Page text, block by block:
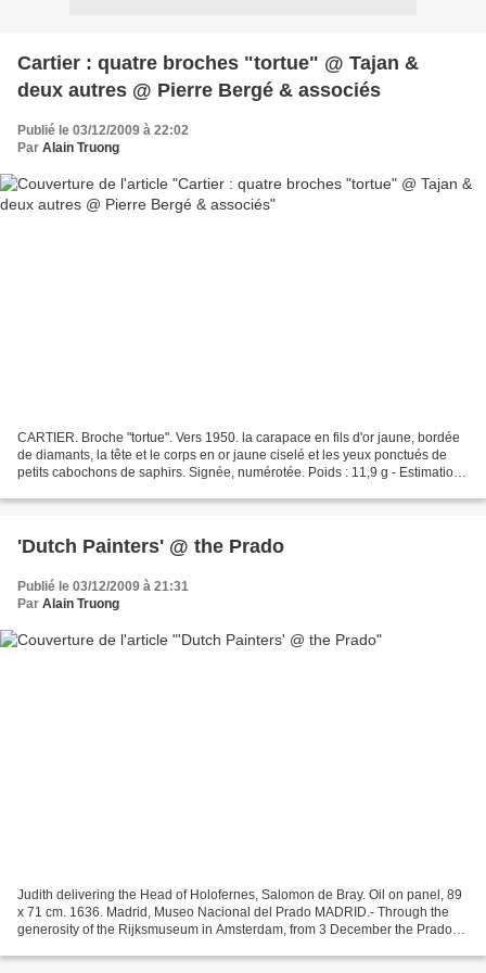
Cartier : quatre broches "tortue" @ Tajan &
deux autres @ Pierre Bergé & associés
Publié le 03/12/2009 à 22:02
Par Alain Truong
CARTIER. Broche "tortue". Vers 1950. la carapace en fils d'or jaune, bordée
de diamants, la tête et le corps en or jaune ciselé et les yeux ponctués de
petits cabochons de saphirs. Signée, numérotée. Poids : 11,9 g - Estimation :
'Dutch Painters' @ the Prado
Publié le 03/12/2009 à 21:31
Par Alain Truong
Judith delivering the Head of Holofernes, Salomon de Bray. Oil on panel, 89
x 71 cm. 1636. Madrid, Museo Nacional del Prado MADRID.- Through the
generosity of the Rijksmuseum in Amsterdam, from 3 December the Prado